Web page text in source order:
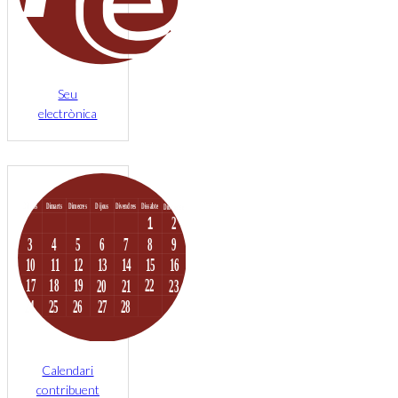
Seu
electrònica
Calendari
contribuent